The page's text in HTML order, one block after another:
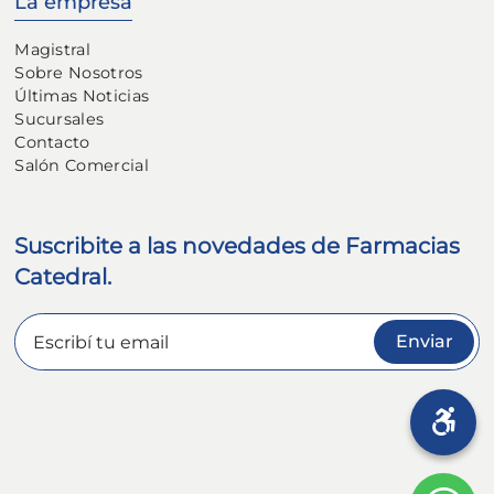
Magistral
Sobre Nosotros
Últimas Noticias
Sucursales
Contacto
Salón Comercial
Suscribite a las novedades de Farmacias
Catedral.
Enviar